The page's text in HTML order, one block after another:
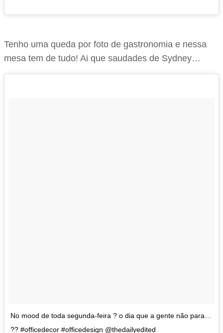
Tenho uma queda por foto de gastronomia e nessa
mesa tem de tudo! Ai que saudades de Sydney…
No mood de toda segunda-feira ? o dia que a gente não para…
?? #officedecor #officedesign @thedailyedited